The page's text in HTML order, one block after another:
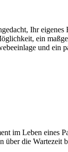
Ihr
ein
und ein
im Leben eines
die Wartezeit